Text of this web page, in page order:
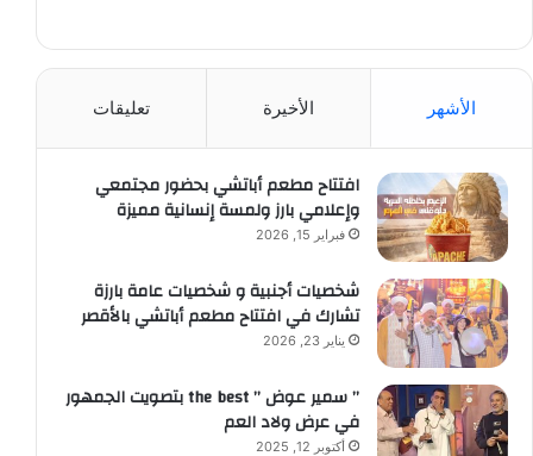
الأشهر الأخيرة تعليقات
افتتاح مطعم أباتشي بحضور مجتمعي
وإعلامي بارز ولمسة إنسانية مميزة
فبراير 15, 2026
شخصيات أجنبية و شخصيات عامة بارزة
تشارك في افتتاح مطعم أباتشي بالأقصر
يناير 23, 2026
” سمير عوض ” the best بتصويت الجمهور
في عرض ولاد العم
أكتوبر 12, 2025